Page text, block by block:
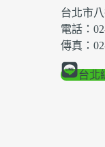
台北市
電話：
傳真：
台北